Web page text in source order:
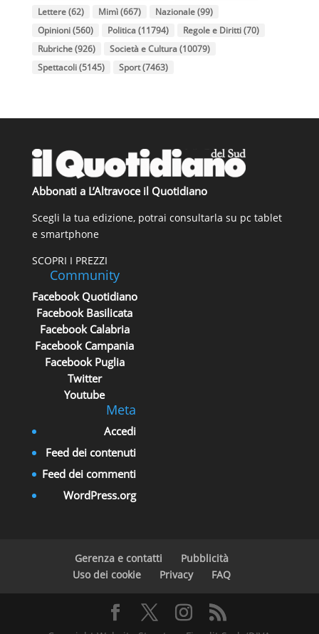
Lettere(62) Mimì(667) Nazionale(99)
Opinioni(560) Politica(11794) Regole e Diritti(70)
Rubriche(926) Società e Cultura(10079)
Spettacoli(5145) Sport(7463)
Abbonati a L’Altravoce il Quotidiano
Scegli la tua edizione, potrai consultarla su pc tablet
e smartphone
SCOPRI I PREZZI
Community
Facebook Quotidiano
Facebook Basilicata
Facebook Calabria
Facebook Campania
Facebook Puglia
Twitter
Youtube
Meta
Accedi
Feed dei contenuti
Feed dei commenti
WordPress.org
Gerenza e contatti
Pubblicità
Uso dei cookie
Privacy FAQ